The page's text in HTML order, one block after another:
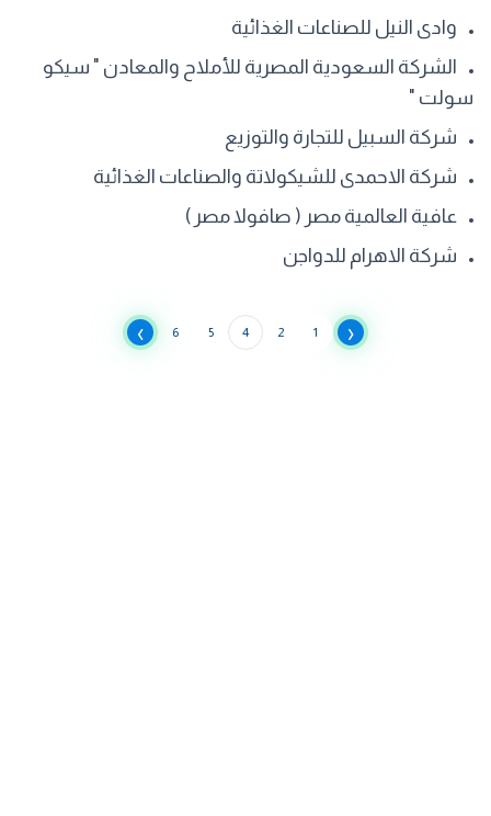
وادى النيل للصناعات الغذائية
الشركة السعودية المصرية للأملاح والمعادن " سيكو
سولت "
شركة السبيل للتجارة والتوزيع
شركة الاحمدى للشيكولاتة والصناعات الغذائية
عافية العالمية مصر ( صافولا مصر )
شركة الاهرام للدواجن
‹
1
2
4
5
6
›